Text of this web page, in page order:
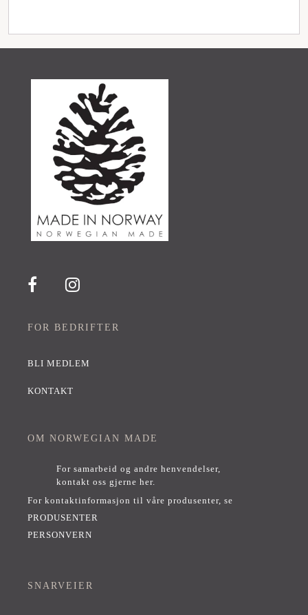
FOR BEDRIFTER
BLI MEDLEM
KONTAKT
OM NORWEGIAN MADE
For samarbeid og andre henvendelser,
kontakt oss gjerne her.
For kontaktinformasjon til våre produsenter, se
PRODUSENTER
PERSONVERN
SNARVEIER